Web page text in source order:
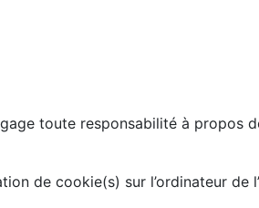
toute responsabilité à propos
de cookie(s) sur l’ordinateur de